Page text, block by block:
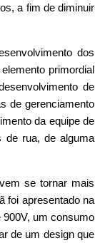
a fim de diminuir
dos
primordial
de
de gerenciamento
da equipe de
de rua, de alguma
se tornar mais
foi apresentado na
900V, um consumo
de um design que